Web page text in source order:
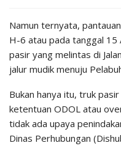
Namun ternyata,
H-6 atau pada tanggal
pasir yang melintas di
jalur mudik menuju
Bukan hanya itu, truk
ketentuan ODOL atau
tidak ada upaya
Dinas Perhubungan